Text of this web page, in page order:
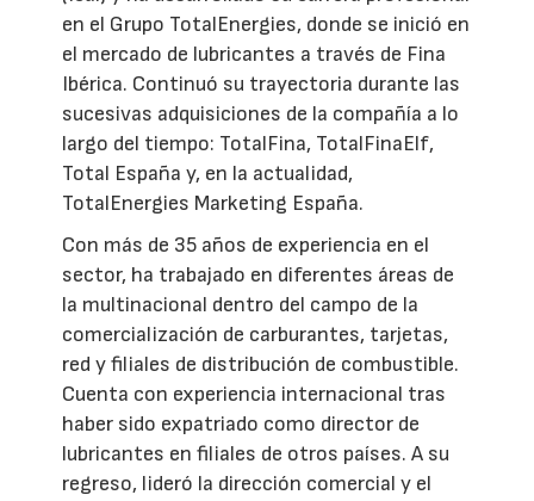
en el Grupo TotalEnergies, donde se inició en
el mercado de lubricantes a través de Fina
Ibérica. Continuó su trayectoria durante las
sucesivas adquisiciones de la compañía a lo
largo del tiempo: TotalFina, TotalFinaElf,
Total España y, en la actualidad,
TotalEnergies Marketing España.
Con más de 35 años de experiencia en el
sector, ha trabajado en diferentes áreas de
la multinacional dentro del campo de la
comercialización de carburantes, tarjetas,
red y filiales de distribución de combustible.
Cuenta con experiencia internacional tras
haber sido expatriado como director de
lubricantes en filiales de otros países. A su
regreso, lideró la dirección comercial y el